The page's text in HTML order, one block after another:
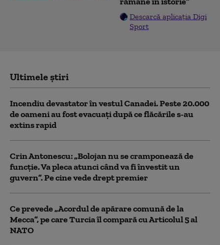
Descarcă aplicația Digi
Sport
Ultimele știri
Incendiu devastator în vestul Canadei. Peste 20.000
de oameni au fost evacuați după ce flăcările s-au
extins rapid
Crin Antonescu: „Bolojan nu se cramponează de
funcție. Va pleca atunci când va fi învestit un
guvern”. Pe cine vede drept premier
Ce prevede „Acordul de apărare comună de la
Mecca”, pe care Turcia îl compară cu Articolul 5 al
NATO